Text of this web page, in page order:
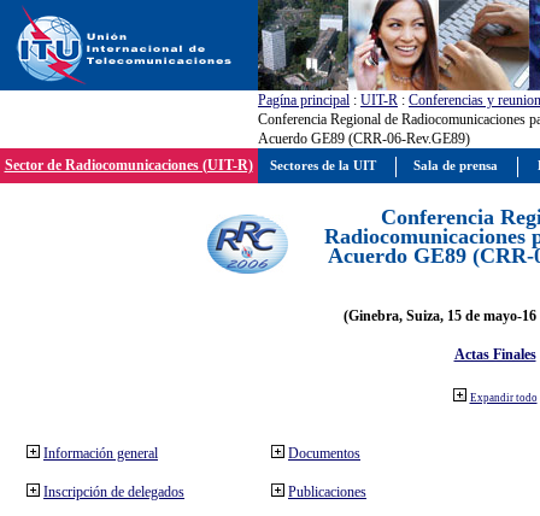
Pagína principal : UIT-R : Conferencias y
Conferencia Regional de Radiocomunicaciones
Acuerdo GE89 (CRR-06-Rev.GE89)
Sector de Radiocomunicaciones (UIT-R)
Conferencia
Radiocomunicaciones
Acuerdo GE89 (CRR-
(Ginebra, Suiza, 15 de mayo-
Actas Finales
Expandir todo
Información general
Inscripción de delegados
Documentos
Publicaciones
Sectores de la UIT Sala de prensa